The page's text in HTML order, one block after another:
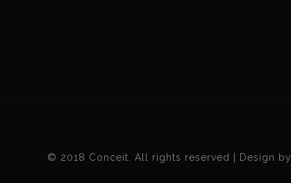
© 2018 Conceit. All rights reserved | Design by